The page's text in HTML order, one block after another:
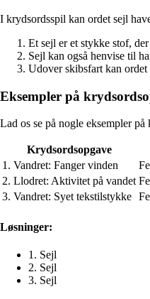
I krydsordsspil kan ordet sejl
Et sejl er et stykke stof,
Sejl kan også henvise til
Udover skibsfart kan
Eksempler på
Lad os se på nogle eksempler
Krydsordsopgave
1. Vandret: Fanger vinden
2. Llodret: Aktivitet på vandet
3. Vandret: Syet tekstilstykke
Løsninger:
1. Sejl
2. Sejl
3. Sejl